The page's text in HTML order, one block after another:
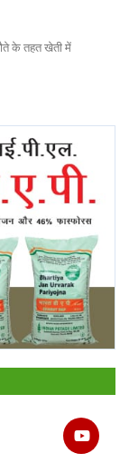
के तहत खेती में